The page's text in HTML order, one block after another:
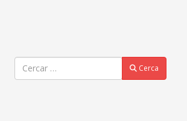
Cercar Cerca